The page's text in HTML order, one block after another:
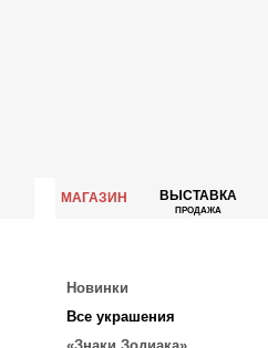
МАГАЗИН ВЫСТАВКА
ПРОДАЖА
Новинки
Все украшения